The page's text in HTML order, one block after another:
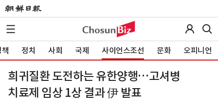
정치 사회 국제 사이언스조선 문화 오피니언
희귀질환 도전하는 유한양행…고셔병
치료제 임상 1상 결과 伊 발표